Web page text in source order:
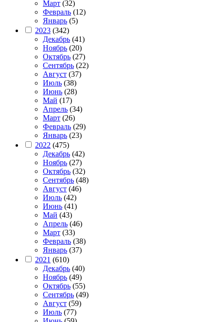
Март (32)
Февраль (12)
Январь (5)
2023 (342)
Декабрь (41)
Ноябрь (20)
Октябрь (27)
Сентябрь (22)
Август (37)
Июль (38)
Июнь (28)
Май (17)
Апрель (34)
Март (26)
Февраль (29)
Январь (23)
2022 (475)
Декабрь (42)
Ноябрь (27)
Октябрь (32)
Сентябрь (48)
Август (46)
Июль (42)
Июнь (41)
Май (43)
Апрель (46)
Март (33)
Февраль (38)
Январь (37)
2021 (610)
Декабрь (40)
Ноябрь (49)
Октябрь (55)
Сентябрь (49)
Август (59)
Июль (77)